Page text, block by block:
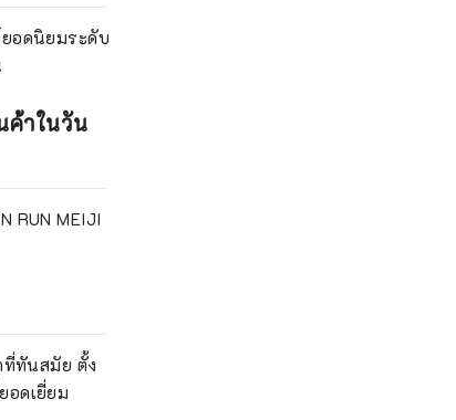
ยอดนิยมระดับ
ค้าในวัน
RUN MEIJI
ที่ทันสมัย ​​ตั้ง
อดเยี่ยม